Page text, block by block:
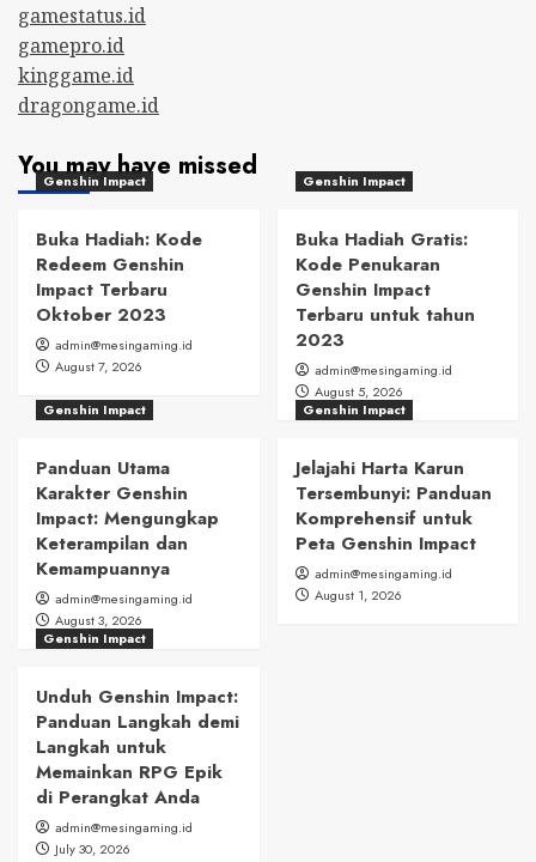
gamestatus.id
gamepro.id
kinggame.id
dragongame.id
You may have missed
Genshin Impact
Buka Hadiah: Kode
Redeem Genshin
Impact Terbaru
Oktober 2023
admin@mesingaming.id
August 7, 2026
Genshin Impact
Buka Hadiah Gratis:
Kode Penukaran
Genshin Impact
Terbaru untuk tahun
2023
admin@mesingaming.id
August 5, 2026
Genshin Impact
Panduan Utama
Karakter Genshin
Impact: Mengungkap
Keterampilan dan
Kemampuannya
admin@mesingaming.id
August 3, 2026
Genshin Impact
Jelajahi Harta Karun
Tersembunyi: Panduan
Komprehensif untuk
Peta Genshin Impact
admin@mesingaming.id
August 1, 2026
Genshin Impact
Unduh Genshin Impact:
Panduan Langkah demi
Langkah untuk
Memainkan RPG Epik
di Perangkat Anda
admin@mesingaming.id
July 30, 2026